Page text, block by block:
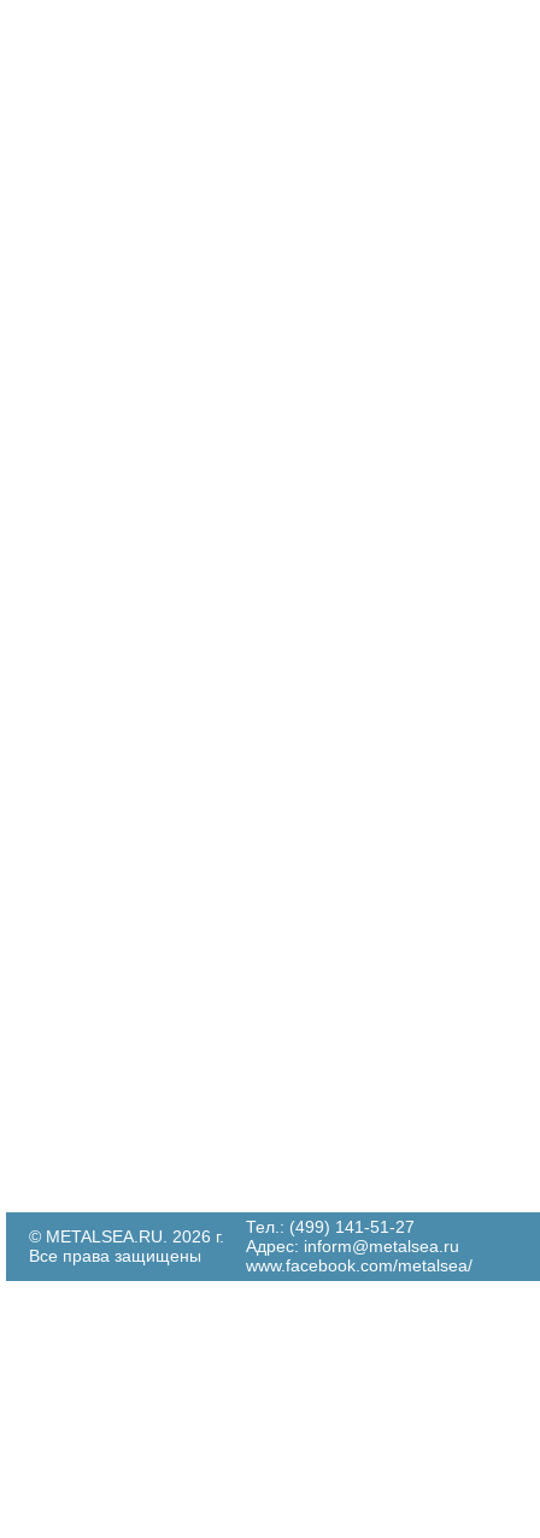
© METALSEA.RU. 2026 г.
Все права защищены
Тел.: (499) 141-51-27
Адрес: inform@metalsea.ru
www.facebook.com/metalsea/